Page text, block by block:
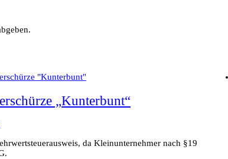
„Kunterbunt“
da Kleinunternehmer nach §19